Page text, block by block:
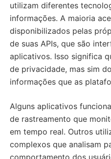
utilizam diferentes
informações. A maioria
disponibilizados pelas
de suas APIs, que são
aplicativos. Isso significa
de privacidade, mas sim
informações que as
Alguns aplicativos
de rastreamento que
em tempo real. Outros
complexos que analisam
comportamento dos